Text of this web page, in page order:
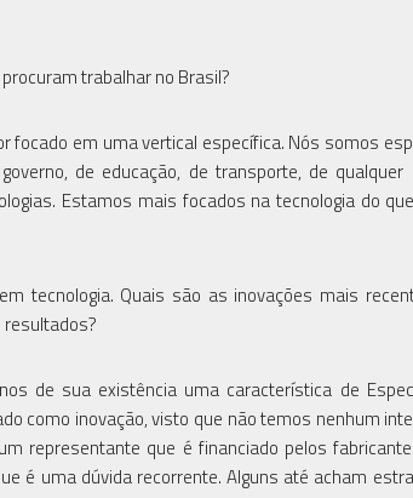
trabalhar no Brasil?
focado em uma vertical específica. Nós somos
de educação, de transporte, de qualquer
Estamos mais focados na tecnologia do
tecnologia. Quais são as inovações mais
de sua existência uma característica de
como inovação, visto que não temos nenhum
representante que é financiado pelos
é uma dúvida recorrente. Alguns até acham